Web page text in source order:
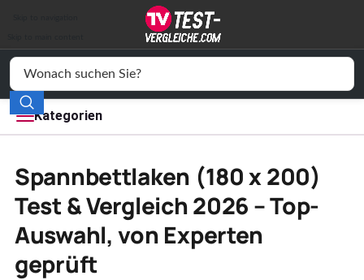
Kategorien
Elektronik
Freizeit
Mode
Wohnen
Service
Spannbettlaken (180 x 200)
Test & Vergleich 2026 – Top-
Auswahl, von Experten
geprüft